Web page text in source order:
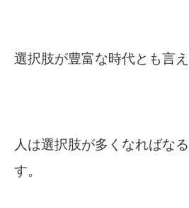
選択肢が豊富な時代とも言え
人は選択肢が多くなればな
す。